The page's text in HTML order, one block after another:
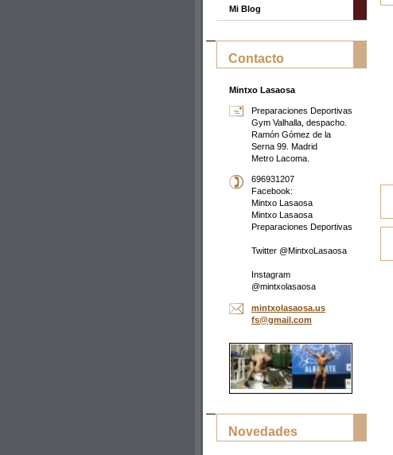
Mi Blog
Contacto
Mintxo Lasaosa
Preparaciones Deportivas
Gym Valhalla, despacho.
Ramón Gómez de la
Serna 99. Madrid
Metro Lacoma.
696931207
Facebook:
Mintxo Lasaosa
Mintxo Lasaosa
Preparaciones Deportivas
Twitter @MintxoLasaosa
Instagram
@mintxolasaosa
mintxolasaosa.us
fs@gmail.com
Novedades